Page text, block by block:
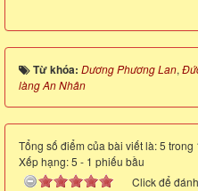
Từ khóa: Dương Phương Lan,
làng An Nhân
Tổng số điểm của bài viết là: 5 trong
Xếp hạng:5 - 1 phiếu bầu
Click để